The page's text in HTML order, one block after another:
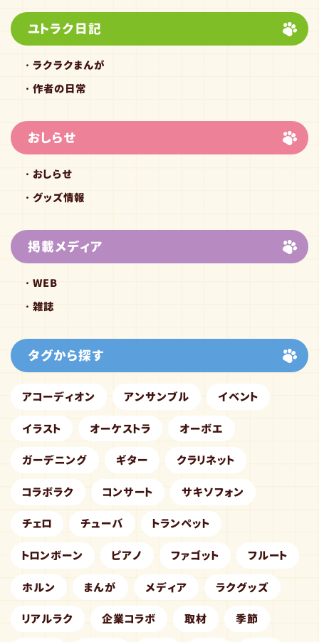
ユトラク日記
ラクラクまんが
作者の日常
おしらせ
おしらせ
グッズ情報
掲載メディア
WEB
雑誌
タグから探す
アコーディオン アンサンブル イベント
イラスト オーケストラ オーボエ
ガーデニング ギター クラリネット
コラボラク コンサート サキソフォン
チェロ チューバ トランペット
トロンボーン ピアノ ファゴット フルート
ホルン まんが メディア ラクグッズ
リアルラク 企業コラボ 取材 季節